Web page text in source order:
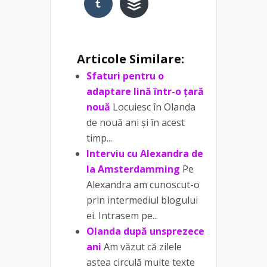
Articole Similare:
Sfaturi pentru o
adaptare lină într-o țară
nouă Locuiesc în Olanda
de nouă ani și în acest
timp...
Interviu cu Alexandra de
la Amsterdamming Pe
Alexandra am cunoscut-o
prin intermediul blogului
ei. Intrasem pe...
Olanda după unsprezece
ani Am văzut că zilele
astea circulă multe texte